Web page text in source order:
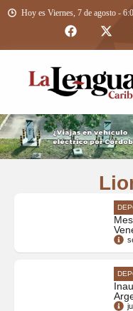
Hoy es Viernes, 7 de agosto -